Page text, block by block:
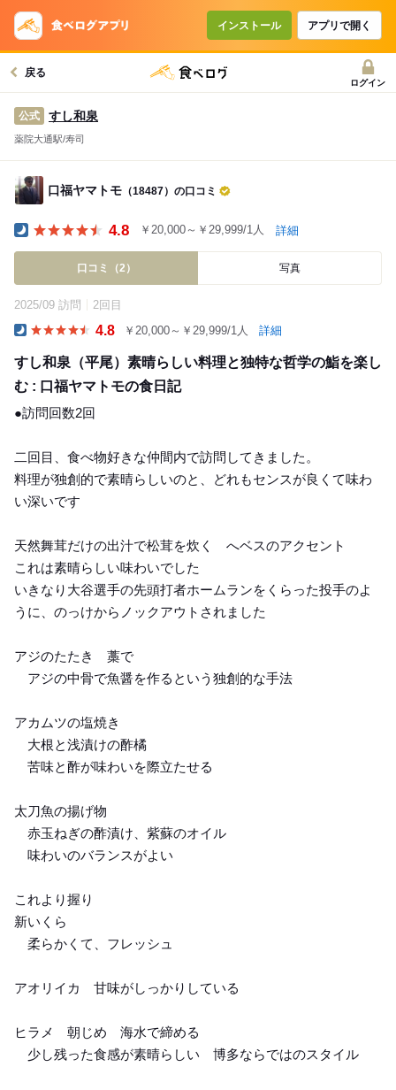
インストール アプリで開く
戻る
ログイン
公式 すし和泉
薬院大通駅/寿司
口福ヤマトモ （18487）の口コミ
4.8 ￥20,000～￥29,999/1人 詳細
口コミ（2） 写真
2025/09 訪問 2回目
4.8 ￥20,000～￥29,999/1人 詳細
すし和泉（平尾）素晴らしい料理と独特な哲学の鮨を楽し
む : 口福ヤマトモの食日記
●訪問回数2回
二回目、食べ物好きな仲間内で訪問してきました。
料理が独創的で素晴らしいのと、どれもセンスが良くて味わ
い深いです
天然舞茸だけの出汁で松茸を炊く へベスのアクセント
これは素晴らしい味わいでした
いきなり大谷選手の先頭打者ホームランをくらった投手のよ
うに、のっけからノックアウトされました
アジのたたき 藁で
アジの中骨で魚醤を作るという独創的な手法
アカムツの塩焼き
大根と浅漬けの酢橘
苦味と酢が味わいを際立たせる
太刀魚の揚げ物
赤玉ねぎの酢漬け、紫蘇のオイル
味わいのバランスがよい
これより握り
新いくら
柔らかくて、フレッシュ
アオリイカ 甘味がしっかりしている
ヒラメ 朝じめ 海水で締める
少し残った食感が素晴らしい 博多ならではのスタイル